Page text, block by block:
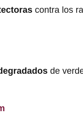
contra los
de